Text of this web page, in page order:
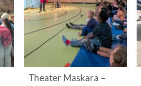
Theater Maskara –